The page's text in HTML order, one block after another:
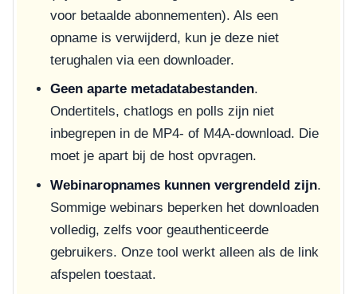
voor betaalde abonnementen). Als een
opname is verwijderd, kun je deze niet
terughalen via een downloader.
Geen aparte metadatabestanden.
Ondertitels, chatlogs en polls zijn niet
inbegrepen in de MP4- of M4A-download. Die
moet je apart bij de host opvragen.
Webinaropnames kunnen vergrendeld zijn.
Sommige webinars beperken het downloaden
volledig, zelfs voor geauthenticeerde
gebruikers. Onze tool werkt alleen als de link
afspelen toestaat.